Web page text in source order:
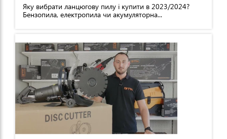
Яку вибрати ланцюгову пилу і купити в 2023/2024?
Бензопила, електропила чи акумуляторна...